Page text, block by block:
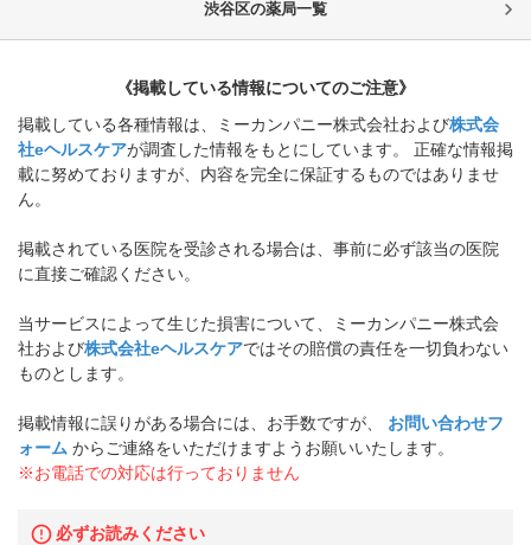
渋谷区の薬局一覧
《掲載している情報についてのご注意》
掲載している各種情報は、ミーカンパニー株式会社および株式会
社eヘルスケアが調査した情報をもとにしています。 正確な情報掲
載に努めておりますが、内容を完全に保証するものではありませ
ん。
掲載されている医院を受診される場合は、事前に必ず該当の医院
に直接ご確認ください。
当サービスによって生じた損害について、ミーカンパニー株式会
社および株式会社eヘルスケアではその賠償の責任を一切負わない
ものとします。
掲載情報に誤りがある場合には、お手数ですが、
お問い合わせフ
ォーム からご連絡をいただけますようお願いいたします。
※お電話での対応は行っておりません
必ずお読みください